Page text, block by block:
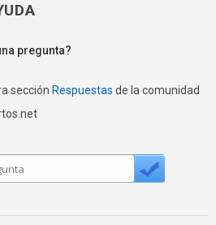
pregunta?
sección Respuestas de la comunidad